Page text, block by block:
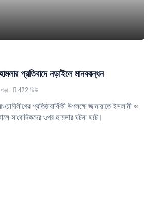
প্রতিবাদে নড়াইলে মানববন্ধন
422 ভিউ
প্রতিষ্ঠাবার্ষিকী উপলক্ষে জামায়াতে ইসলামী ও
সাংবাদিকদের ওপর হামলার ঘটনা ঘটে।